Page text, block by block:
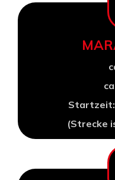
Startzeit:
(Strecke